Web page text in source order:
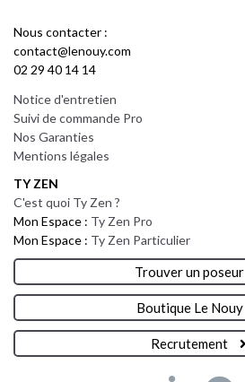
Nous contacter :
contact@lenouy.com
02 29 40 14 14
Notice d'entretien
Suivi de commande Pro
Nos Garanties
Mentions légales
TY ZEN
C'est quoi Ty Zen ?
Mon Espace : Ty Zen Pro
Mon Espace : Ty Zen Particulier
Trouver un poseur
Boutique Le Nouy
Recrutement